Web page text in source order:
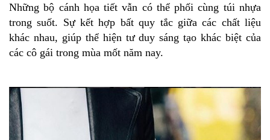
Những bộ cánh họa tiết vẫn có thể phối cùng túi nhựa
trong suốt. Sự kết hợp bất quy tắc giữa các chất liệu
khác nhau, giúp thể hiện tư duy sáng tạo khác biệt của
các cô gái trong mùa mốt năm nay.